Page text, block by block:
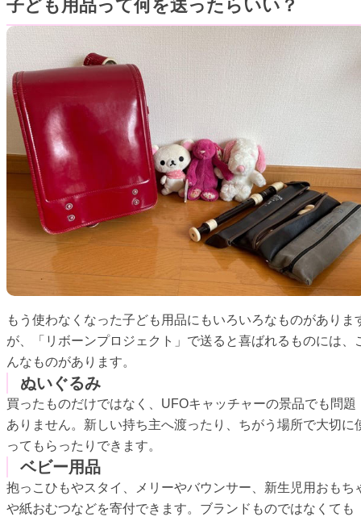
子ども用品って何を送ったらいい？
もう使わなくなった子ども用品にもいろいろなものがありま
が、「リボーンプロジェクト」で送ると喜ばれるものには、
んなものがあります。
ぬいぐるみ
買ったものだけではなく、UFOキャッチャーの景品でも問題
ありません。新しい持ち主へ渡ったり、ちがう場所で大切に
ってもらったりできます。
ベビー用品
抱っこひもやスタイ、メリーやバウンサー、新生児用おもち
や紙おむつなどを寄付できます。ブランドものではなくても